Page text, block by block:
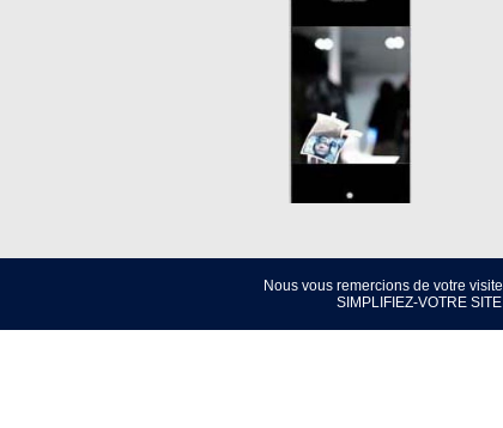
Nous vous remercions de votre
SIMPLIFIEZ-VOTRE